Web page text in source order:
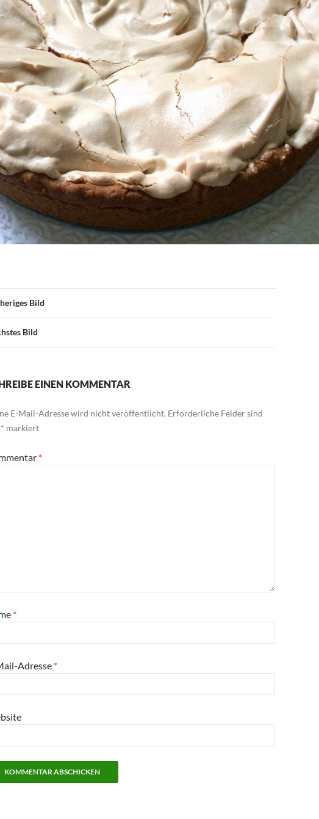
Bild
Bild
EINEN KOMMENTAR
E-Mail-Adresse wird nicht veröffentlicht. Erforderliche Felder sind
* markiert
*
*
Adresse *